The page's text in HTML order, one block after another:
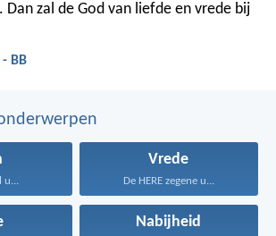
Dan zal de God van liefde en vrede bij
BB
u...
Vrede
De HERE zegene u...
Nabijheid